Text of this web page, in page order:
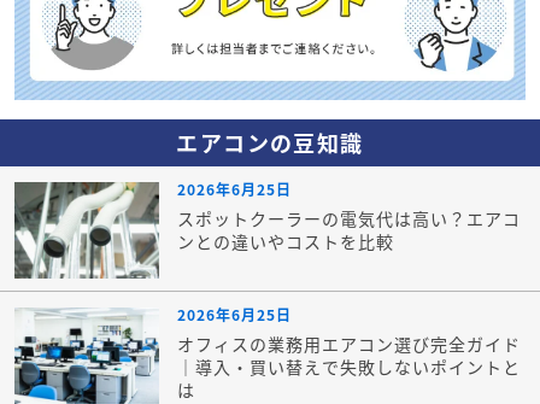
エアコンの豆知識
2026年6月25日
スポットクーラーの電気代は高い？エアコ
ンとの違いやコストを比較
2026年6月25日
オフィスの業務用エアコン選び完全ガイド
｜導入・買い替えで失敗しないポイントと
は